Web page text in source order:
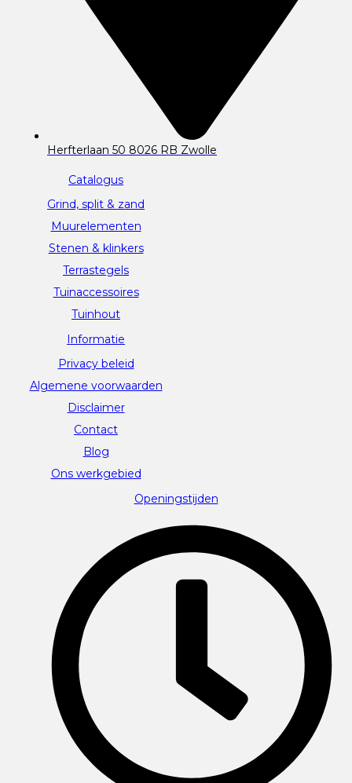
Herfterlaan 50 8026 RB Zwolle
Catalogus
Grind, split & zand
Muurelementen
Stenen & klinkers
Terrastegels
Tuinaccessoires
Tuinhout
Informatie
Privacy beleid
Algemene voorwaarden
Disclaimer
Contact
Blog
Ons werkgebied
Openingstijden